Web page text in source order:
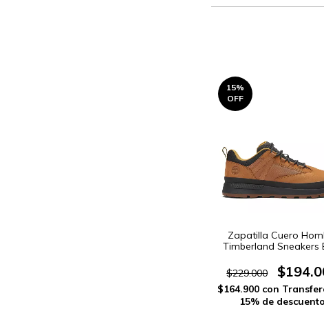
15%
OFF
Zapatilla Cuero
Timberland Sneakers
$229.000
$164.900 con
15% de descuento